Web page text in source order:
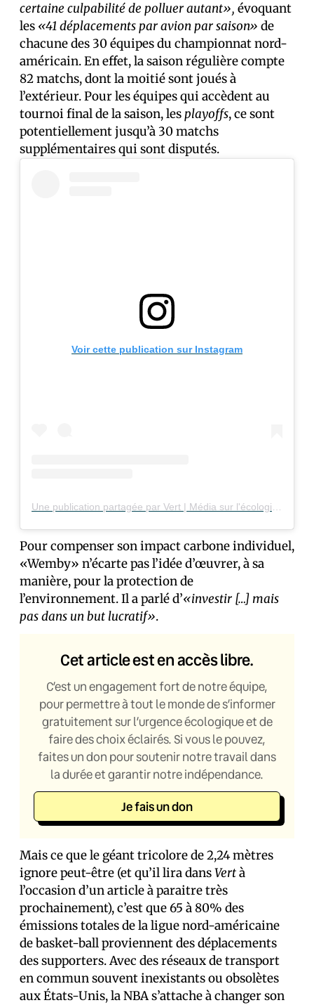
certaine culpabilité de polluer autant», évoquant
les «41 déplacements par avion par saison» de
chacune des 30 équipes du championnat nord-
américain. En effet, la saison régulière compte
82 matchs, dont la moitié sont joués à
l’extérieur. Pour les équipes qui accèdent au
tournoi final de la saison, lesplayoffs, ce sont
potentiellement jusqu’à 30 matchs
supplémentaires qui sont disputés.
Voir cette publication sur Instagram
Pour compenser son impact carbone individuel,
«Wemby» n’écarte pas l’idée d’œuvrer, à sa
manière, pour la protection de
l’environnement. Il a parlé d’«investir […] mais
pas dans un but lucratif».
Cet article est en accès libre.
C’est un engagement fort de notre équipe,
pour permettre à tout le monde de s’informer
gratuitement sur l’urgence écologique et de
faire des choix éclairés. Si vous le pouvez,
faites un don pour soutenir notre travail dans
la durée et garantir notre indépendance.
Je fais un don
Mais ce que le géant tricolore de 2,24 mètres
ignore peut-être (et qu’il lira dansVertà
l’occasion d’un article à paraitre très
prochainement), c’est que 65 à 80% des
émissions totales de la ligue nord-américaine
de basket-ball proviennent des déplacements
des supporters. Avec des réseaux de transport
en commun souvent inexistants ou obsolètes
aux États-Unis, la NBA s’attache à changer son